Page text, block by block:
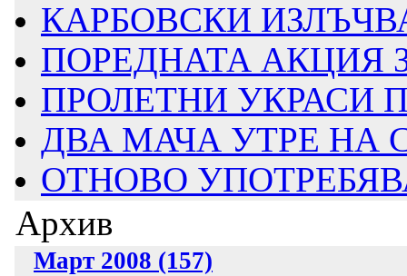
КАРБОВСКИ
ПОРЕДНАТА АКЦИЯ
ПРОЛЕТНИ УКРАСИ
ДВА МАЧА УТРЕ НА
ОТНОВО
Архив
Март 2008 (157)